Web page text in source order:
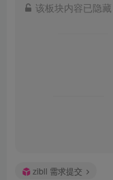
该板块内容已隐藏
zibll 需求提交